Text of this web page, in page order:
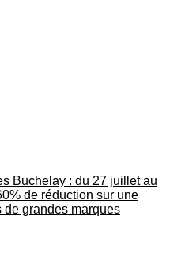
Buchelay : du 27 juillet au
de réduction sur une
grandes marques